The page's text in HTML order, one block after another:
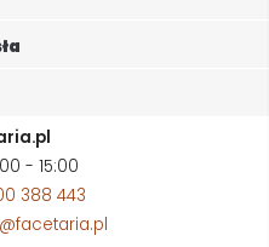
- 15:00
388 443